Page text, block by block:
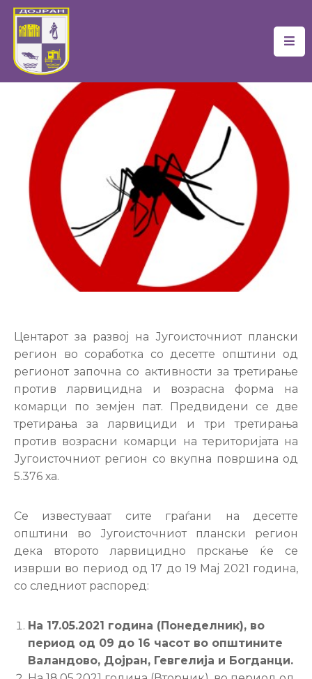
Почетна
Самоуправа
Новости
Проекти
Документи
Услуги
Финансии
Настани
Центарот за развој на Југоисточниот плански
регион во соработка со десетте општини од
регионот започна со активности за третирање
против ларвицидна и возрасна форма на
комарци по земјен пат. Предвидени се две
третирања за ларвициди и три третирања
против возрасни комарци на територијата на
Југоисточниот регион со вкупна површина од
5.376 ха.
Се известуваат сите граѓани на десетте
општини во Југоисточниот плански регион
дека второто ларвицидно прскање ќе се
изврши во период од 17 до 19 Мај 2021 година,
со следниот распоред:
На 17.05.2021 година (Понеделник), во
период од 09 до 16 часот во општините
Валандово, Дојран, Гевгелија и Богданци.